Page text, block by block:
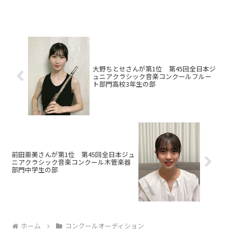
大野ちとせさんが第1位 第45回全日本ジ
ュニアクラシック音楽コンクールフルー
ト部門高校3年生の部
前田亜美さんが第1位 第45回全日本ジュ
ニアクラシック音楽コンクール木管楽器
部門中学生の部
ホーム コンクールオーディション